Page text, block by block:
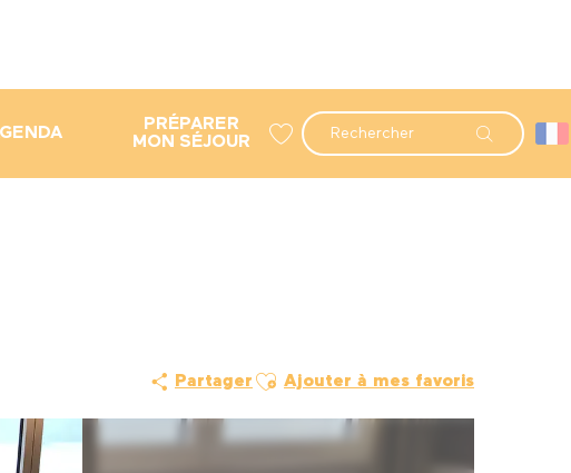
Recherche
PRÉPARER
MON SÉJOUR
Partager Ajouter aux favoris
Ajouter à mes favoris